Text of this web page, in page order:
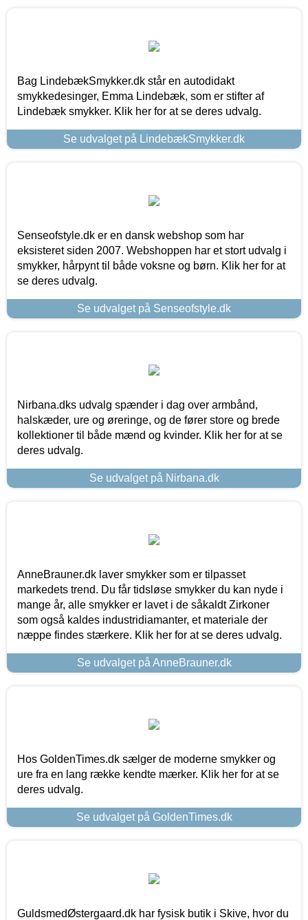
Bag LindebækSmykker.dk står en autodidakt
smykkedesinger, Emma Lindebæk, som er stifter af
Lindebæk smykker. Klik her for at se deres udvalg.
Se udvalget på LindebækSmykker.dk
Senseofstyle.dk er en dansk webshop som har
eksisteret siden 2007. Webshoppen har et stort udvalg i
smykker, hårpynt til både voksne og børn. Klik her for at
se deres udvalg.
Se udvalget på Senseofstyle.dk
Nirbana.dks udvalg spænder i dag over armbånd,
halskæder, ure og øreringe, og de fører store og brede
kollektioner til både mænd og kvinder. Klik her for at se
deres udvalg.
Se udvalget på Nirbana.dk
AnneBrauner.dk laver smykker som er tilpasset
markedets trend. Du får tidsløse smykker du kan nyde i
mange år, alle smykker er lavet i de såkaldt Zirkoner
som også kaldes industridiamanter, et materiale der
næppe findes stærkere. Klik her for at se deres udvalg.
Se udvalget på AnneBrauner.dk
Hos GoldenTimes.dk sælger de moderne smykker og
ure fra en lang række kendte mærker. Klik her for at se
deres udvalg.
Se udvalget på GoldenTimes.dk
GuldsmedØstergaard.dk har fysisk butik i Skive, hvor du